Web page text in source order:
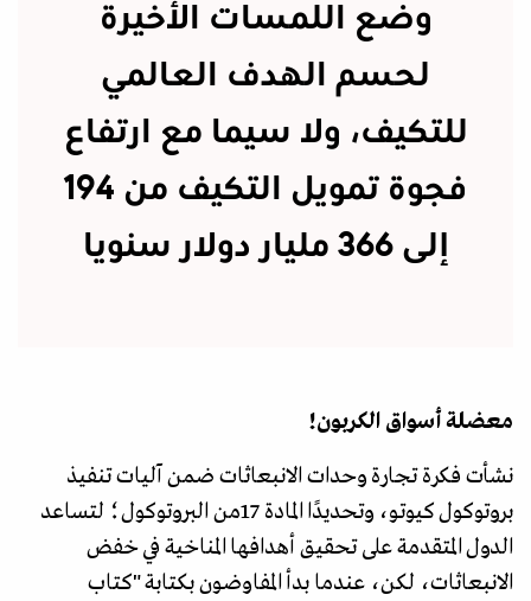
وضع اللمسات الأخيرة
لحسم الهدف العالمي
للتكيف، ولا سيما مع ارتفاع
فجوة تمويل التكيف من 194
إلى 366 مليار دولار سنويا
معضلة أسواق الكربون!
نشأت فكرة تجارة وحدات الانبعاثات ضمن آليات تنفيذ
بروتوكول كيوتو، وتحديدًا المادة 17من البروتوكول؛ لتساعد
الدول المتقدمة على تحقيق أهدافها المناخية في خفض
الانبعاثات، لكن، عندما بدأ المفاوضون بكتابة "كتاب